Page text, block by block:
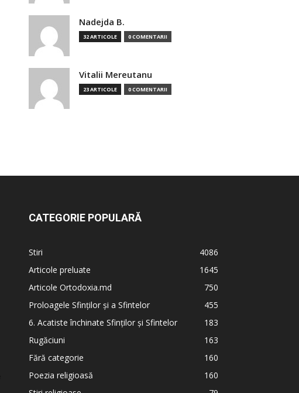
Nadejda B.
32 ARTICOLE 0 COMENTARII
Vitalii Mereutanu
23 ARTICOLE 0 COMENTARII
CATEGORIE POPULARĂ
Stiri
4086
Articole preluate
1645
Articole Ortodoxia.md
750
Proloagele Sfinților și a Sfintelor
455
6. Acatiste închinate Sfinților și Sfintelor
183
Rugăciuni
163
Fără categorie
160
Poezia religioasă
160